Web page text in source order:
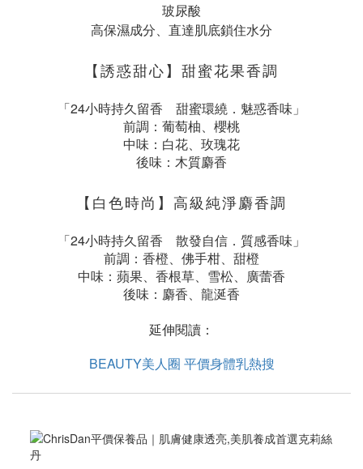
玻尿酸
高保濕成分、直達肌底鎖住水分
【誘惑甜心】甜蜜花果香調
「24小時持久留香 甜蜜環繞．魅惑香味」
前調：葡萄柚、櫻桃
中味：白花、玫瑰花
後味：木質麝香
【白色時尚】高級純淨麝香調
「24小時持久留香 散發自信．質感香味」
前調：香橙、佛手柑、甜橙
中味：蘋果、香根草、雪松、廣蕾香
後味：麝香、龍涎香
延伸閱讀：
BEAUTY美人圈 平價身體乳熱搜